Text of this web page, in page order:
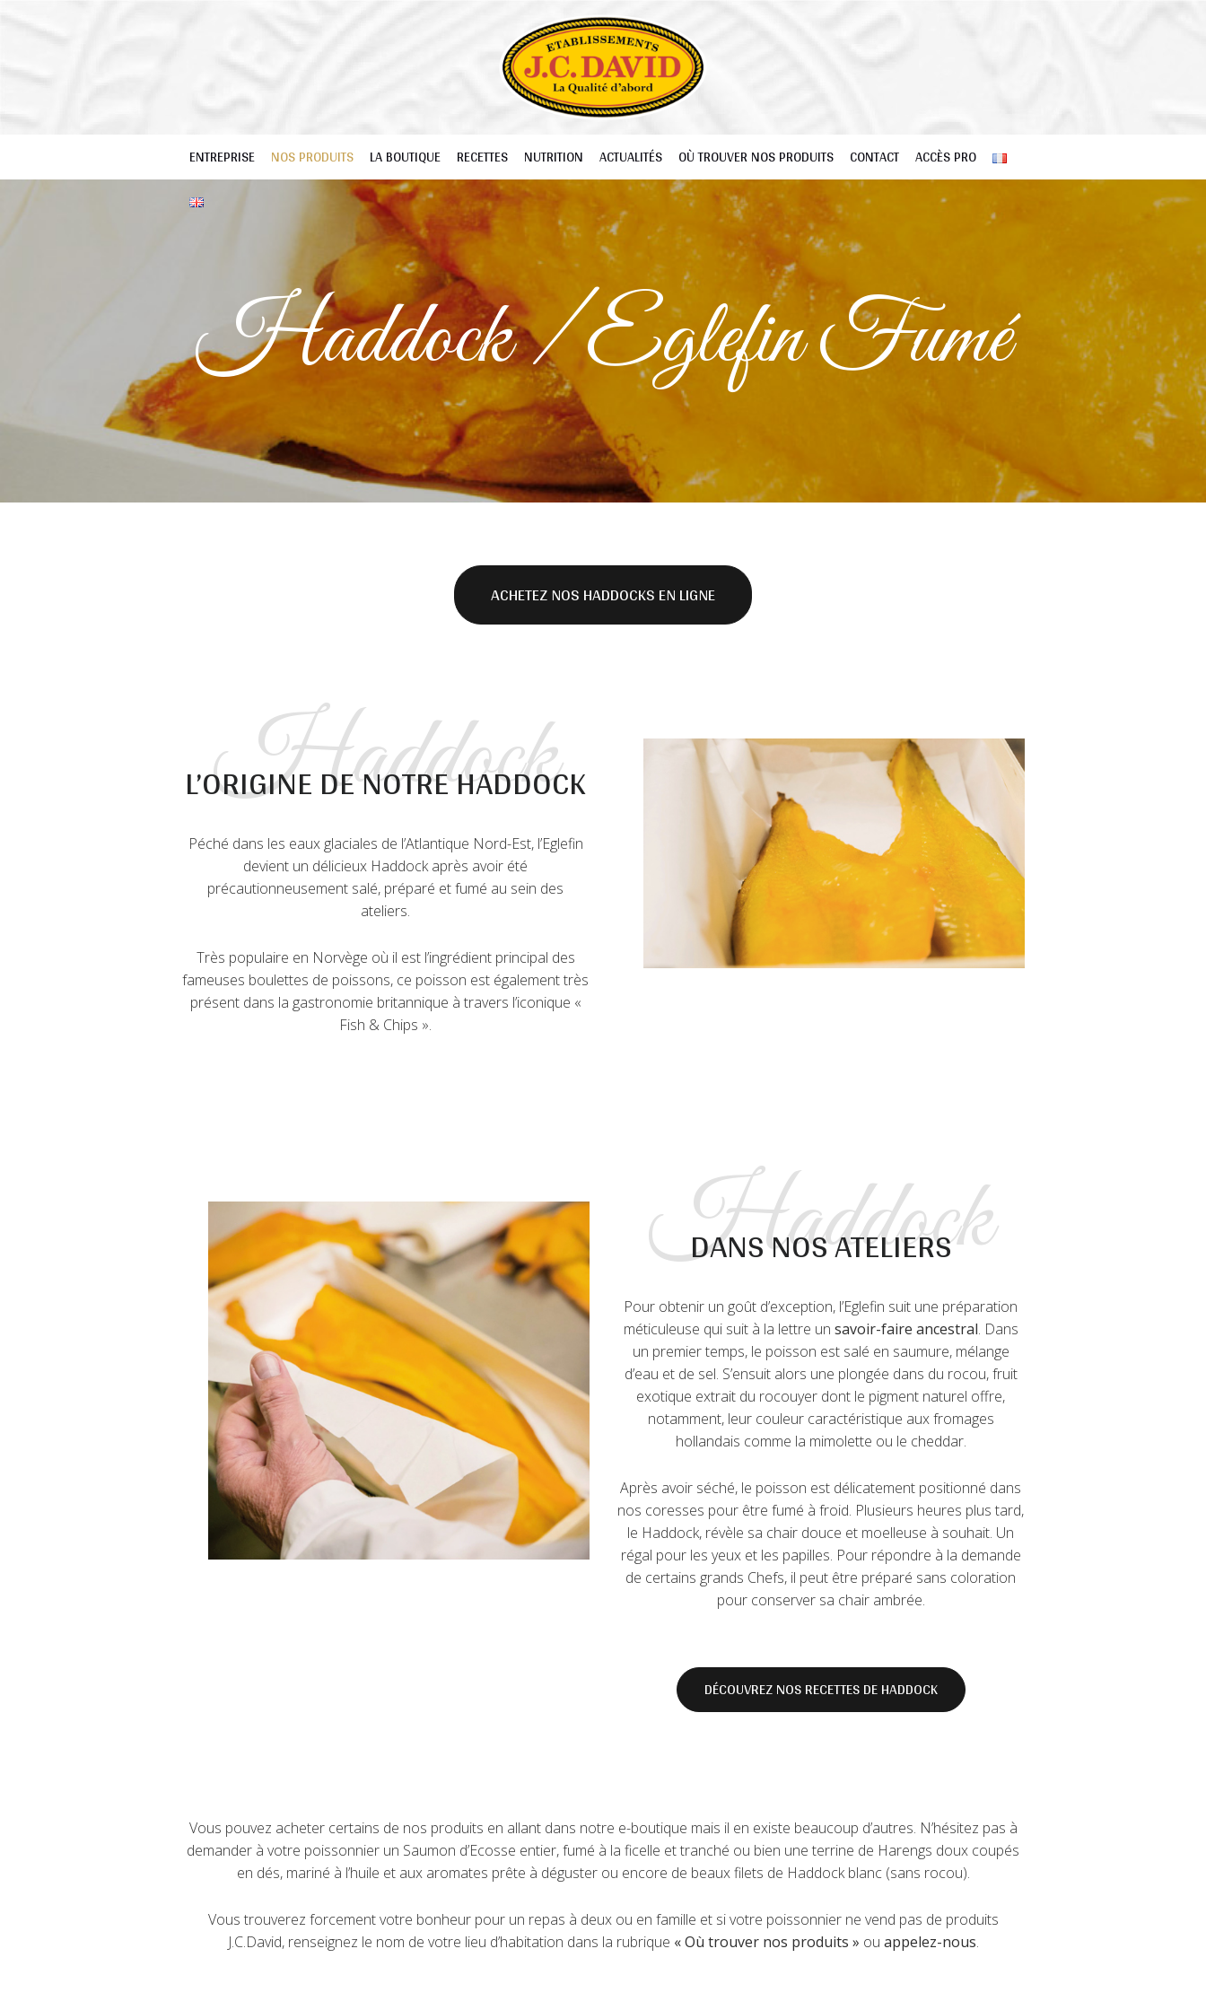
ENTREPRISE NOS PRODUITS LA BOUTIQUE RECETTES NUTRITION ACTUALITÉS OÙ TROUVER NOS PRODUITS CONTACT ACCÈS PRO
Haddock / Eglefin Fumé
ACHETEZ NOS HADDOCKS EN LIGNE
Haddock
L’ORIGINE DE NOTRE HADDOCK
Péché dans les eaux glaciales de l’Atlantique Nord-Est, l’Eglefin
devient un délicieux Haddock après avoir été
précautionneusement salé, préparé et fumé au sein des
ateliers.
Très populaire en Norvège où il est l’ingrédient principal des
fameuses boulettes de poissons, ce poisson est également très
présent dans la gastronomie britannique à travers l’iconique «
Fish & Chips ».
Haddock
DANS NOS ATELIERS
Pour obtenir un goût d’exception, l’Eglefin suit une préparation
méticuleuse qui suit à la lettre un savoir-faire ancestral. Dans
un premier temps, le poisson est salé en saumure, mélange
d’eau et de sel. S’ensuit alors une plongée dans du rocou, fruit
exotique extrait du rocouyer dont le pigment naturel offre,
notamment, leur couleur caractéristique aux fromages
hollandais comme la mimolette ou le cheddar.
Après avoir séché, le poisson est délicatement positionné dans
nos coresses pour être fumé à froid. Plusieurs heures plus tard,
le Haddock, révèle sa chair douce et moelleuse à souhait. Un
régal pour les yeux et les papilles. Pour répondre à la demande
de certains grands Chefs, il peut être préparé sans coloration
pour conserver sa chair ambrée.
DÉCOUVREZ NOS RECETTES DE HADDOCK
Vous pouvez acheter certains de nos produits en allant dans notre e-boutique mais il en existe beaucoup d’autres. N’hésitez pas à
demander à votre poissonnier un Saumon d’Ecosse entier, fumé à la ficelle et tranché ou bien une terrine de Harengs doux coupés
en dés, mariné à l’huile et aux aromates prête à déguster ou encore de beaux filets de Haddock blanc (sans rocou).
Vous trouverez forcement votre bonheur pour un repas à deux ou en famille et si votre poissonnier ne vend pas de produits
J.C.David, renseignez le nom de votre lieu d’habitation dans la rubrique « Où trouver nos produits » ou appelez-nous.